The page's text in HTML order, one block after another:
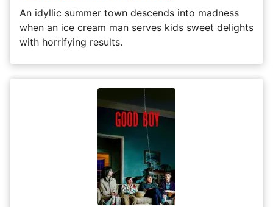
An idyllic summer town descends into madness
when an ice cream man serves kids sweet delights
with horrifying results.